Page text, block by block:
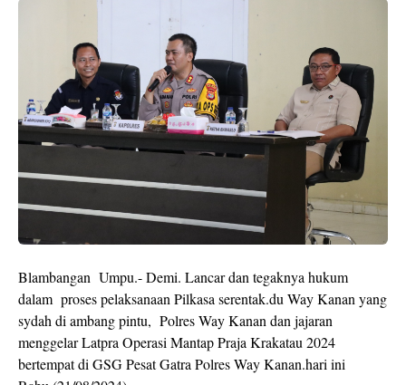
Blambangan Umpu.- Demi. Lancar dan tegaknya hukum
dalam proses pelaksanaan Pilkasa serentak.du Way Kanan yang
sydah di ambang pintu, Polres Way Kanan dan jajaran
menggelar Latpra Operasi Mantap Praja Krakatau 2024
bertempat di GSG Pesat Gatra Polres Way Kanan.hari ini